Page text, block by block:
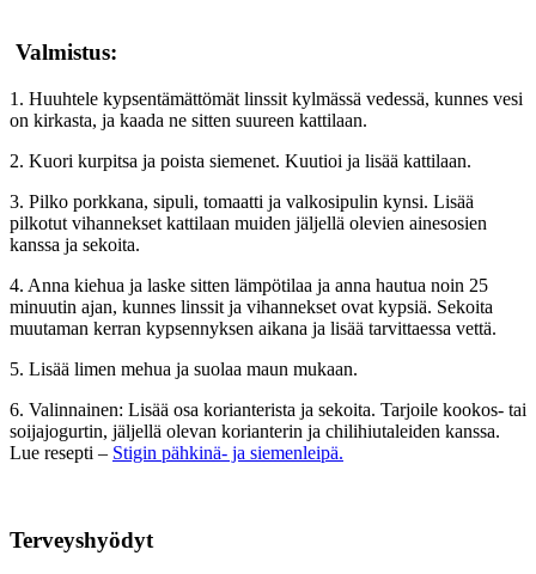
Valmistus:
1. Huuhtele kypsentämättömät linssit kylmässä vedessä, kunnes vesi
on kirkasta, ja kaada ne sitten suureen kattilaan.
2. Kuori kurpitsa ja poista siemenet. Kuutioi ja lisää kattilaan.
3. Pilko porkkana, sipuli, tomaatti ja valkosipulin kynsi. Lisää
pilkotut vihannekset kattilaan muiden jäljellä olevien ainesosien
kanssa ja sekoita.
4. Anna kiehua ja laske sitten lämpötilaa ja anna hautua noin 25
minuutin ajan, kunnes linssit ja vihannekset ovat kypsiä. Sekoita
muutaman kerran kypsennyksen aikana ja lisää tarvittaessa vettä.
5. Lisää limen mehua ja suolaa maun mukaan.
6. Valinnainen: Lisää osa korianterista ja sekoita. Tarjoile kookos- tai
soijajogurtin, jäljellä olevan korianterin ja chilihiutaleiden kanssa.
Lue resepti – Stigin pähkinä- ja siemenleipä.
Terveyshyödyt